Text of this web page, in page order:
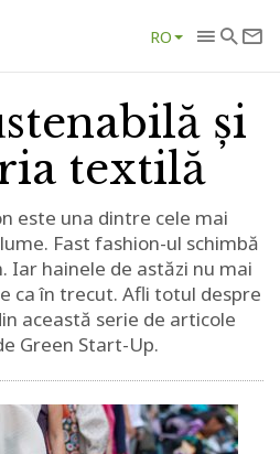
RO
și
textilă
este una dintre cele mai
Fast fashion-ul schimbă
Iar hainele de astăzi nu mai
ca în trecut. Afli totul despre
această serie de articole
Green Start-Up.